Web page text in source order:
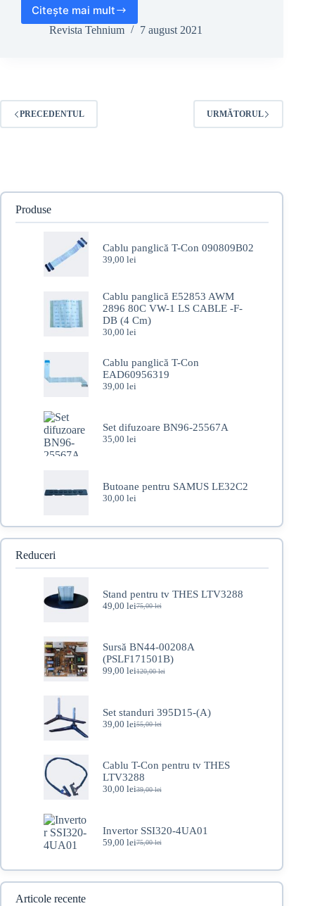
Citește mai mult
Revista
Tehnium
Revista Tehnium 7 august 2021
PRECEDENTUL URMĂTORUL
Produse
Cablu panglică T-Con 090809B02
39,00 lei
Cablu panglică E52853 AWM
2896 80C VW-1 LS CABLE -F-
DB (4 Cm)
30,00 lei
Cablu panglică T-Con
EAD60956319
39,00 lei
Set difuzoare BN96-25567A
35,00 lei
Butoane pentru SAMUS LE32C2
30,00 lei
Reduceri
Stand pentru tv THES LTV3288
75,00lei
Prețul
fost:
75,00 lei.
49,00 leiPrețul
49,00 lei.
Sursă BN44-00208A
(PSLF171501B)
120,00lei
Prețul
fost:
120,00 lei.
99,00 leiPrețul
99,00 lei.
Set standuri 395D15-(A)
55,00lei
Prețul
fost:
55,00 lei.
39,00 leiPrețul
39,00 lei.
Cablu T-Con pentru tv THES
LTV3288
39,00lei
Prețul
fost:
39,00 lei.
30,00 leiPrețul
30,00 lei.
Invertor SSI320-4UA01
75,00lei
Prețul
a
fost:
59,00 leiPrețul
este:
59,00 lei.
Articole recente